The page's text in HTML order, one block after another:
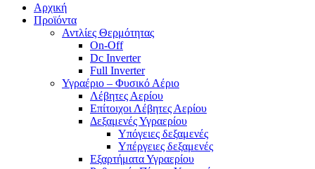
Αρχική
Προϊόντα
Αντλίες Θερμότητας
On-Off
Dc Inverter
Full Inverter
Υγραέριο – Φυσικό Αέριο
Λέβητες Αερίου
Επίτοιχοι Λέβητες Αερίου
Δεξαμενές Υγραερίου
Υπόγειες δεξαμενές
Υπέργειες δεξαμενές
Εξαρτήματα Υγραερίου